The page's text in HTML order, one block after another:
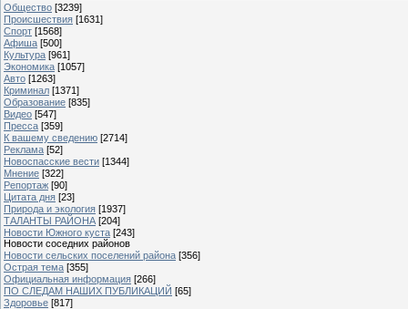
Общество [3239]
Происшествия [1631]
Спорт [1568]
Афиша [500]
Культура [961]
Экономика [1057]
Авто [1263]
Криминал [1371]
Образование [835]
Видео [547]
Пресса [359]
К вашему сведению [2714]
Реклама [52]
Новоспасские вести [1344]
Мнение [322]
Репортаж [90]
Цитата дня [23]
Природа и экология [1937]
ТАЛАНТЫ РАЙОНА [204]
Новости Южного куста [243]
Новости соседних районов
Новости сельских поселений района [356]
Острая тема [355]
Официальная информация [266]
ПО СЛЕДАМ НАШИХ ПУБЛИКАЦИЙ [65]
Здоровье [817]